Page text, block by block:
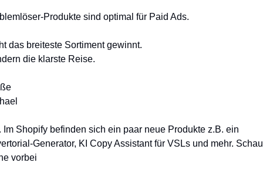
Produkte sind optimal für Paid Ads.
das breiteste Sortiment gewinnt.
die klarste Reise.
Im Shopify befinden sich ein paar neue Produkte z.B. ein
Generator, KI Copy Assistant für VSLs und mehr. Schau
vorbei